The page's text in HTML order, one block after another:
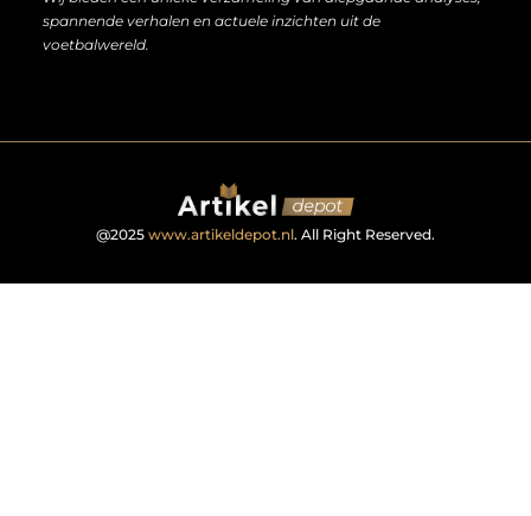
spannende verhalen en actuele inzichten uit de
voetbalwereld.
@2025 www.artikeldepot.nl. All Right Reserved.